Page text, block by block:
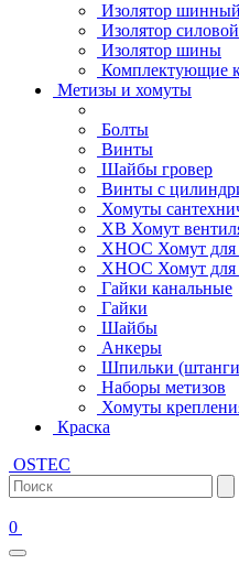
Изолятор
Изолятор силовой
Изолятор шины
Комплектующие
Метизы и хомуты
Болты
Винты
Шайбы гровер
Винты с
Хомуты
ХВ Хомут
ХНОС Хомут для
ХНОС Хомут для
Гайки канальные
Гайки
Шайбы
Анкеры
Шпильки
Наборы метизов
Хомуты
Краска
OSTEC
0